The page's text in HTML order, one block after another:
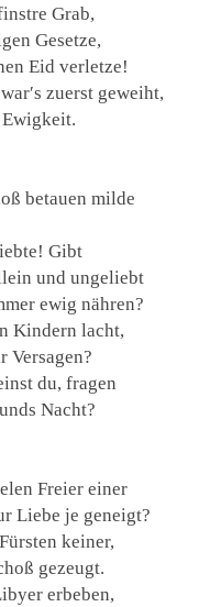
Grab,
Gesetze,
Eid verletze!
zuerst geweiht,
Ewigkeit.
betauen milde
Gibt
und ungeliebt
ewig nähren?
Kindern lacht,
Versagen?
du, fragen
Nacht?
Freier einer
Liebe je geneigt?
keiner,
gezeugt.
erbeben,